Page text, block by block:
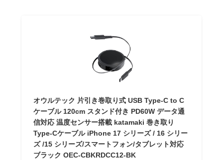
オウルテック 片引き巻取り式 USB Type-C to C
ケーブル 120cm スタンド付き PD60W データ通
信対応 温度センサー搭載 katamaki 巻き取り
Type-Cケーブル iPhone 17 シリーズ / 16 シリー
ズ /15 シリーズ/スマートフォン/タブレット対応
ブラック OEC-CBKRDCC12-BK